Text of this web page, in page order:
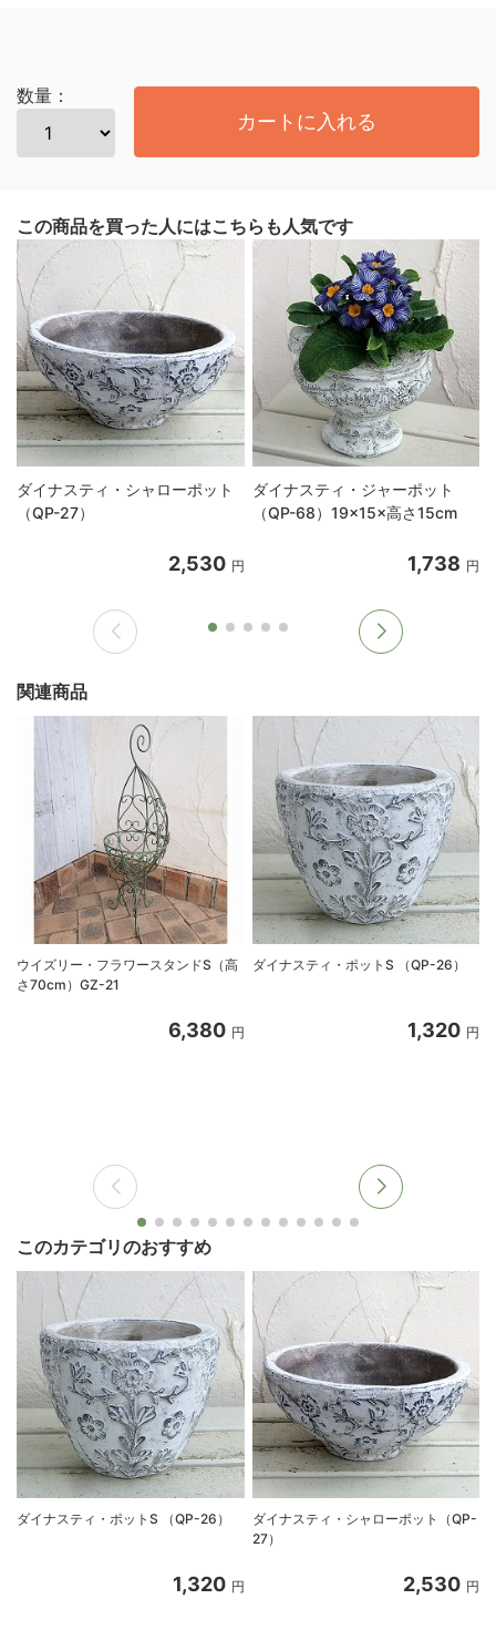
数量：
カートに入れる
この商品を買った人にはこちらも人気です
ダイナスティ・シャローポット
（QP-27）
2,530 円
ダイナスティ・ジャーポット
（QP-68）19×15×高さ15cm
1,738 円
関連商品
ウイズリー・フラワースタンドS（高
さ70cm）GZ-21
6,380 円
ダイナスティ・ポットS （QP-26）
1,320 円
このカテゴリのおすすめ
ダイナスティ・ポットS （QP-26）
1,320 円
ダイナスティ・シャローポット（QP-
27）
2,530 円